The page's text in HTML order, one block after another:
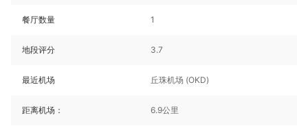
餐厅数量 1
地段评分 3.7
最近机场 丘珠机场 (OKD)
距离机场： 6.9公里